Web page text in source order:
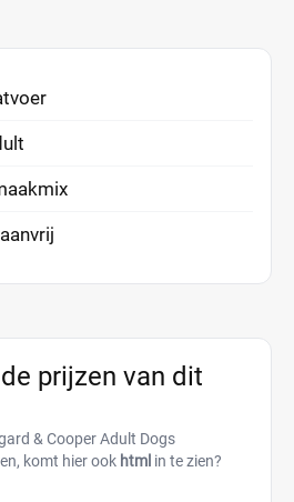
prijzen van dit
& Cooper Adult Dogs
komt hier ook html in te zien?